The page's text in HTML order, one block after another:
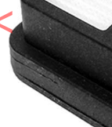
Előző